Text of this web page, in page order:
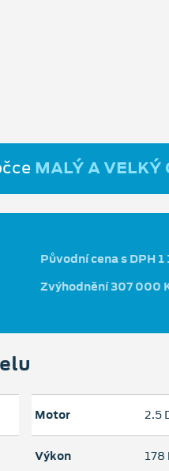
MALÝ A VELKÝ
Původní cena s DPH
Zvýhodnění 307 000
Motor 2.5
Výkon 178